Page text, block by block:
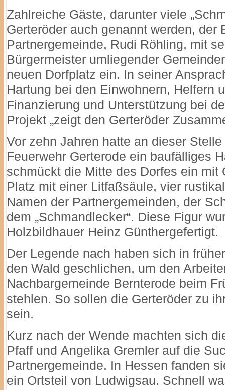
Zahlreiche Gäste, darunter viele
Gerteröder auch genannt werden, der
Partnergemeinde, Rudi Röhling, mit
Bürgermeister umliegender
neuen Dorfplatz ein. In seiner
Hartung bei den Einwohnern, Helfern
Finanzierung und Unterstützung bei
Projekt „zeigt den Gerteröder
Vor zehn Jahren hatte an dieser
Feuerwehr Gerterode ein baufälliges
schmückt die Mitte des Dorfes ein mit
Platz mit einer Litfaßsäule, vier
Namen der Partnergemeinden, der
dem „Schmandlecker“. Diese Figur
Holzbildhauer Heinz Günthergefertigt.
Der Legende nach haben sich in
den Wald geschlichen, um den
Nachbargemeinde Bernterode beim
stehlen. So sollen die Gerteröder zu
sein.
Kurz nach der Wende machten sich
Pfaff und Angelika Gremler auf die
Partnergemeinde. In Hessen fanden
ein Ortsteil von Ludwigsau. Schnell